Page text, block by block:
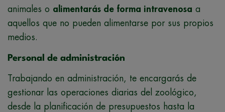
animales o alimentarás de forma intravenosa a
aquellos que no pueden alimentarse por sus propios
medios.
Personal de administración
Trabajando en administración, te encargarás de
gestionar las operaciones diarias del zoológico,
desde la planificación de presupuestos hasta la